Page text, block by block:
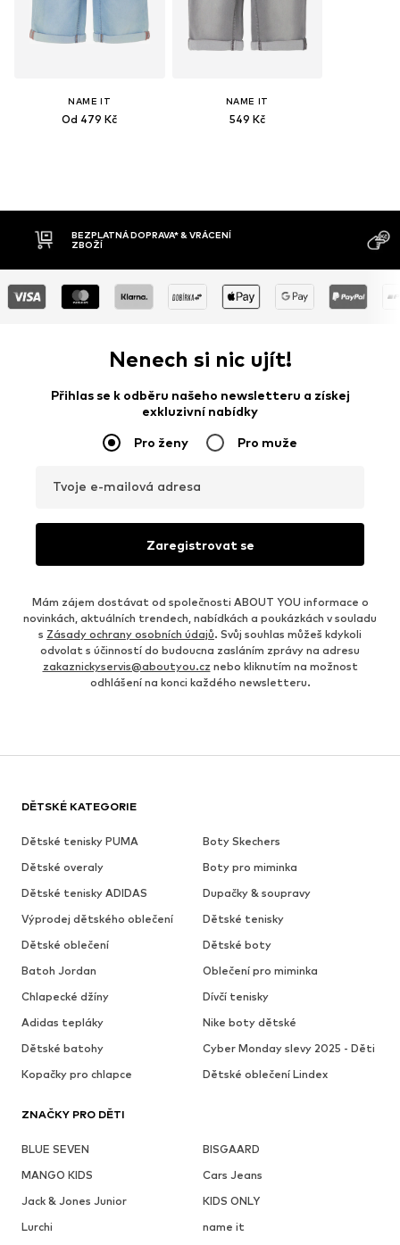
NAME IT
Od 479 Kč
NAME IT
549 Kč
DOPRAVA* & VRÁCENÍ
Nenech si nic ujít!
Přihlas se k odběru našeho newsletteru a získej
exkluzivní nabídky
Pro ženy Pro muže
Tvoje e-mailová adresa
Zaregistrovat se
Mám zájem dostávat od společnosti ABOUT YOU informace o
novinkách, aktuálních trendech, nabídkách a poukázkách v souladu
s Zásady ochrany osobních údajů. Svůj souhlas můžeš kdykoli
odvolat s účinností do budoucna zasláním zprávy na adresu
zakaznickyservis@aboutyou.cz nebo kliknutím na možnost
odhlášení na konci každého newsletteru.
DĚTSKÉ KATEGORIE
Dětské tenisky PUMA
Boty Skechers
Dětské overaly
Boty pro miminka
Dětské tenisky ADIDAS
Dupačky & soupravy
Výprodej dětského oblečení
Dětské tenisky
Dětské oblečení
Dětské boty
Batoh Jordan
Oblečení pro miminka
Chlapecké džíny
Dívčí tenisky
Adidas tepláky
Nike boty dětské
Dětské batohy
Cyber Monday slevy 2025 - Děti
Kopačky pro chlapce
Dětské oblečení Lindex
ZNAČKY PRO DĚTI
BLUE SEVEN
BISGAARD
MANGO KIDS
Cars Jeans
Jack & Jones Junior
KIDS ONLY
Lurchi
name it